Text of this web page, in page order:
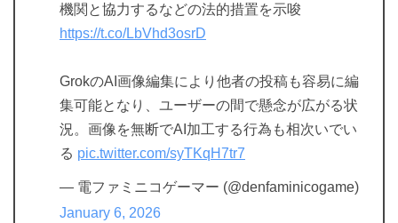
機関と協力するなどの法的措置を示唆
https://t.co/LbVhd3osrD
GrokのAI画像編集により他者の投稿も容易に編
集可能となり、ユーザーの間で懸念が広がる状
況。画像を無断でAI加工する行為も相次いでい
る pic.twitter.com/syTKqH7tr7
— 電ファミニコゲーマー (@denfaminicogame)
January 6, 2026